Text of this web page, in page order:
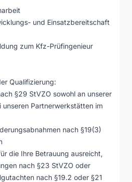
und Einsatzbereitschaft
zum Kfz-Prüfingenieur
Qualifizierung:
§29 StVZO sowohl an unserer
unseren Partnerwerkstätten im
nach §19(3)
die Ihre Betrauung ausreicht,
nach §23 StVZO oder
nach §19.2 oder §21